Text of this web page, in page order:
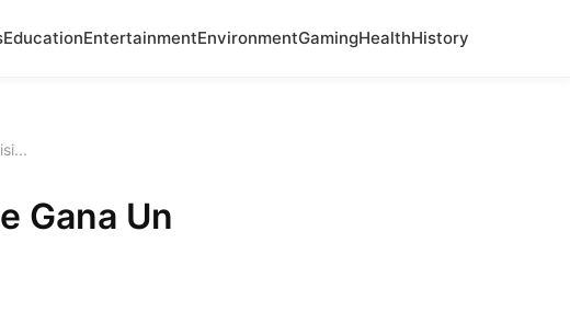
EducationEntertainmentEnvironmentGamingHealthHistory
Gana Un